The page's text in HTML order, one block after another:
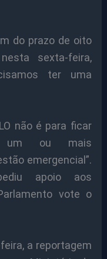
do prazo de oito
sexta-feira,
ter uma
não é para ficar
um ou mais
emergencial”.
apoio aos
vote o
a reportagem